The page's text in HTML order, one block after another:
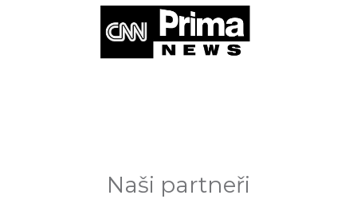
Naši partneři